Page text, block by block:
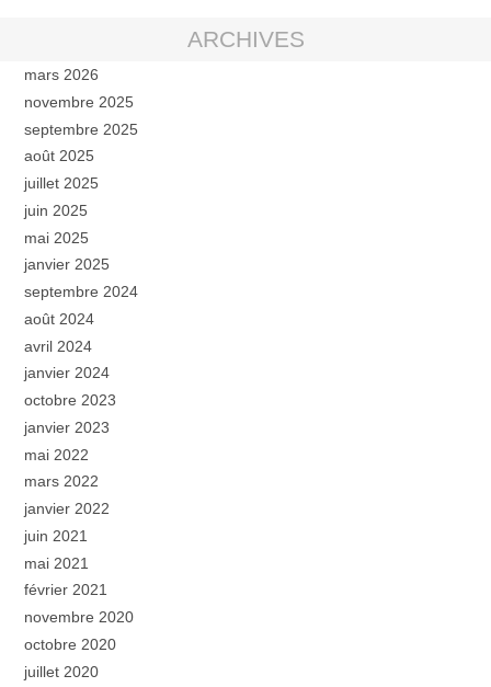
ARCHIVES
mars 2026
novembre 2025
septembre 2025
août 2025
juillet 2025
juin 2025
mai 2025
janvier 2025
septembre 2024
août 2024
avril 2024
janvier 2024
octobre 2023
janvier 2023
mai 2022
mars 2022
janvier 2022
juin 2021
mai 2021
février 2021
novembre 2020
octobre 2020
juillet 2020